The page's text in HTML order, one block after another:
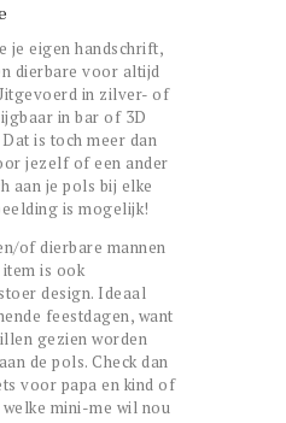
je eigen handschrift,
dierbare voor altijd
in zilver- of
in bar of 3D
is toch meer dan
jezelf of een ander
aan je pols bij elke
is mogelijk!
of dierbare mannen
is ook
design. Ideaal
feestdagen, want
gezien worden
de pols. Check dan
voor papa en kind of
mini-me wil nou